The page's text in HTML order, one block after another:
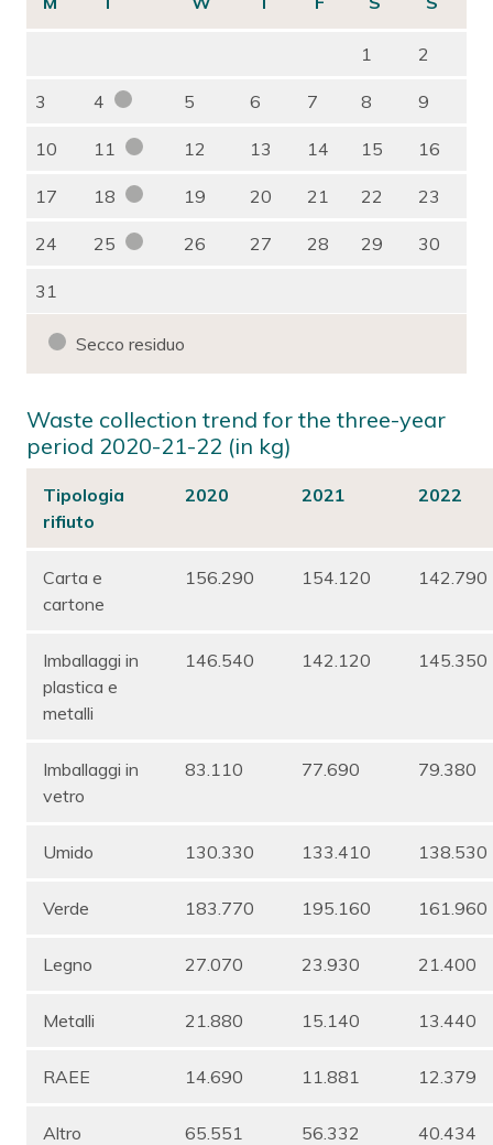
1 2
3 4 5 6 7 8 9
10 11 12 13 14 15 16
17 18 19 20 21 22 23
24 25 26 27 28 29 30
31
Secco residuo
Waste collection trend for the three-year
period 2020-21-22 (in kg)
Tipologia
rifiuto
2020 2021 2022
Carta e
cartone
156.290 154.120 142.790
Imballaggi in
plastica e
metalli
146.540 142.120 145.350
Imballaggi in
vetro
83.110 77.690 79.380
Umido 130.330 133.410 138.530
Verde 183.770 195.160 161.960
Legno 27.070 23.930 21.400
Metalli 21.880 15.140 13.440
RAEE 14.690 11.881 12.379
Altro 65.551 56.332 40.434